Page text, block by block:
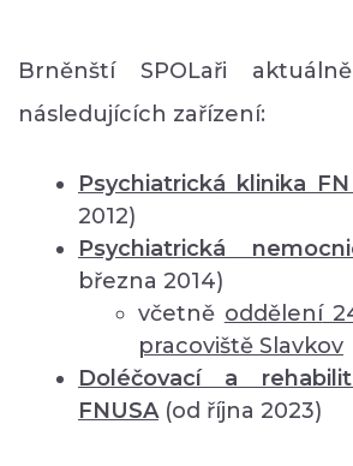
Brněnští SPOLaři
následujících zařízení:
Psychiatrická klinika
2012)
Psychiatrická
března 2014)
včetně oddělení
pracoviště Slavkov
Doléčovací a
FNUSA (od října 2023)